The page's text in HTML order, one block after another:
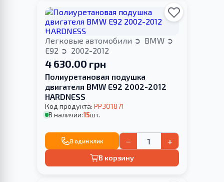
Легковые автомобили
BMW
E92
2002-2012
4 630.00 грн
Полиуретановая подушка
двигателя BMW E92 2002-2012
HARDNESS
Код продукта: PP301871
В наличии:15шт.
В один клик − +
В корзину